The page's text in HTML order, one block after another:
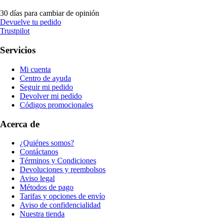
30 días para cambiar de opinión
Devuelve tu pedido
Trustpilot
Servicios
Mi cuenta
Centro de ayuda
Seguir mi pedido
Devolver mi pedido
Códigos promocionales
Acerca de
¿Quiénes somos?
Contáctanos
Términos y Condiciones
Devoluciones y reembolsos
Aviso legal
Métodos de pago
Tarifas y opciones de envío
Aviso de confidencialidad
Nuestra tienda